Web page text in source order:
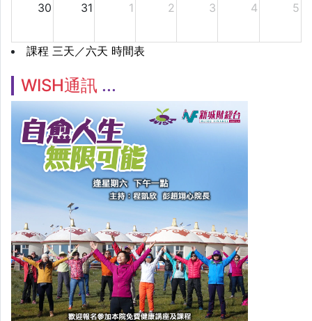
30 31 1 2 3 4 5
課程 三天／六天 時間表
WISH通訊